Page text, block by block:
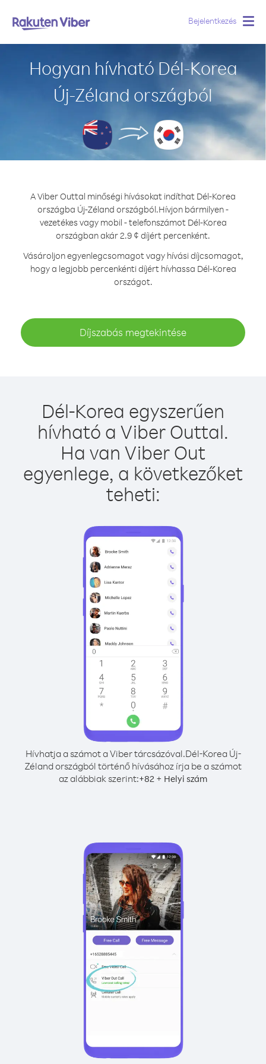
Bejelentkezés
Hogyan hívható Dél-Korea
Új-Zéland országból
A Viber Outtal minőségi hívásokat indíthat Dél-Korea
országba Új-Zéland országból.Hívjon bármilyen -
vezetékes vagy mobil - telefonszámot Dél-Korea
országban akár 2.9 ¢ díjért percenként.
Vásároljon egyenlegcsomagot vagy hívási díjcsomagot,
hogy a legjobb percenkénti díjért hívhassa Dél-Korea
országot.
Díjszabás megtekintése
Dél-Korea egyszerűen
hívható a Viber Outtal.
Ha van Viber Out
egyenlege, a következőket
teheti:
Hívhatja a számot a Viber tárcsázóval.Dél-Korea Új-
Zéland országból történő hívásához írja be a számot
az alábbiak szerint:+82 + Helyi szám